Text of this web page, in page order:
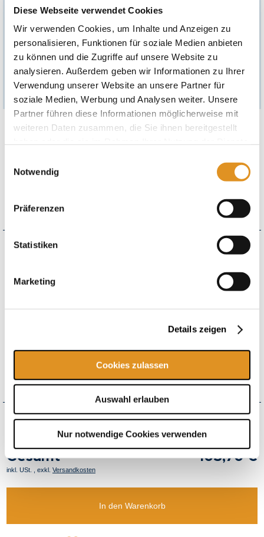
Diese Webseite verwendet Cookies
Wir verwenden Cookies, um Inhalte und Anzeigen zu
personalisieren, Funktionen für soziale Medien anbieten
zu können und die Zugriffe auf unsere Website zu
analysieren. Außerdem geben wir Informationen zu Ihrer
Verwendung unserer Website an unsere Partner für
soziale Medien, Werbung und Analysen weiter. Unsere
Partner führen diese Informationen möglicherweise mit
weiteren Daten zusammen, die Sie ihnen bereitgestellt
Cookies, wenn Sie unsere Webseite weiterhin nutzen.
Notwendig
Präferenzen
Statistiken
Marketing
Details zeigen
Cookies zulassen
Auswahl erlauben
Nur notwendige Cookies verwenden
ausgeschlossen. Etwaige Restwerte werden in Form eines neuen
Es gelten die Allgemeinen Geschäftsbedingungen der
Gutscheinpartner und der Therme Erding Service GmbH, einsehbar
unterhttps://www.therme-erding.de/agb/agb-online-shop/
Kuscheliges TE x TM Badetuch in pink, 100% Baumwolle
inkl. Geschenkbox
Wie möchten Sie Ihren Gutschein erhalten?
ab 150,00 € Bestellwert versandkostenfrei
Zusatzleistungen
„Therme Erding x Thomas Müller“
+4,90 €
Gesamt 103,70 €
inkl. USt. , exkl. Versandkosten
In den Warenkorb